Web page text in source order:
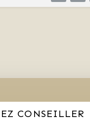
CONSEILLER